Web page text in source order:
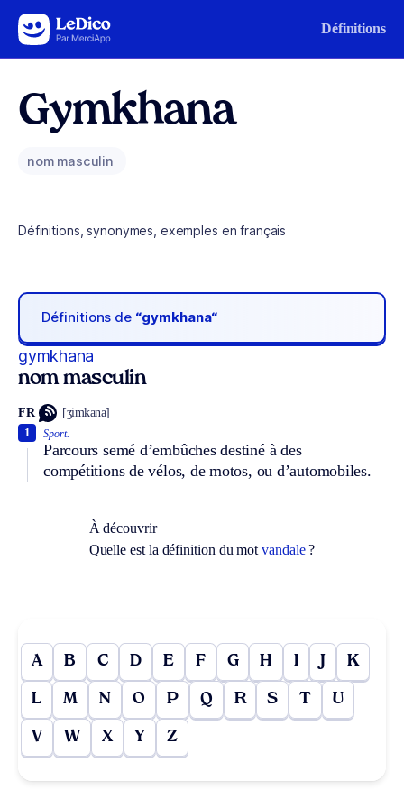
Aller au contenu Définitions
Gymkhana
nom masculin
Définitions, synonymes, exemples en français
Définitions de “gymkhana“
gymkhana
nom masculin
FR [ʒimkana]
Sport.
Parcours semé d’embûches destiné à des
compétitions de vélos, de motos, ou d’automobiles.
1
À découvrir
Quelle est la définition du motvandale?
A B C D E F G H I J K
L M N O P Q R S T U
V W X Y Z